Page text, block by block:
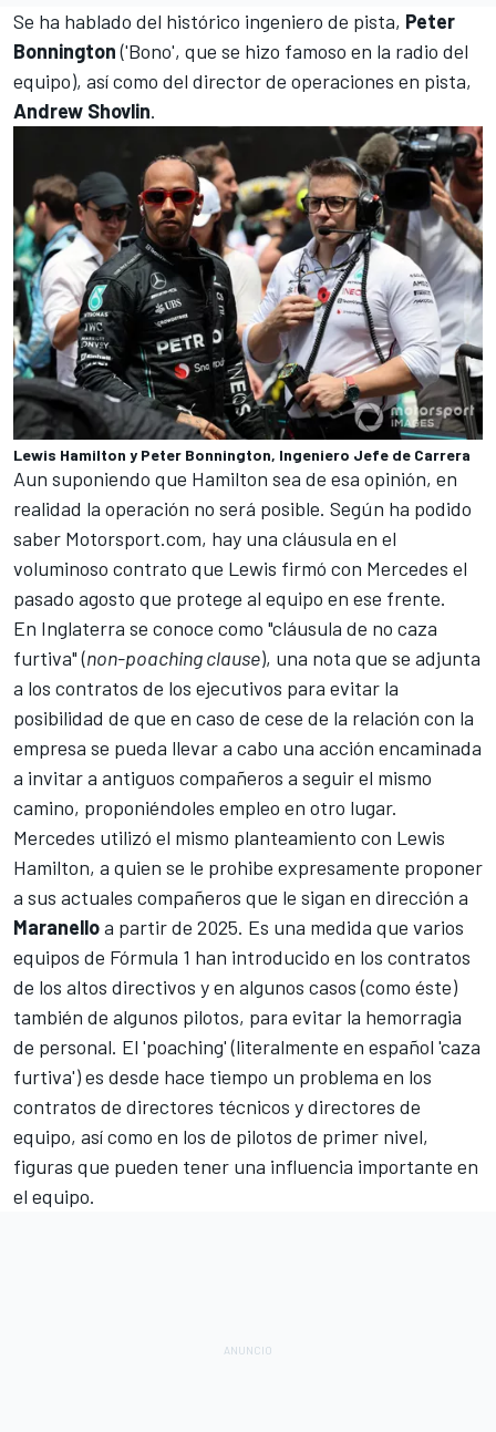
Se ha hablado del histórico ingeniero de pista, Peter
Bonnington('Bono', que se hizo famoso en la radio del
equipo), así como del director de operaciones en pista,
Andrew Shovlin.
Lewis Hamilton y Peter Bonnington, Ingeniero Jefe de Carrera
Aun suponiendo que Hamilton sea de esa opinión, en
realidad la operación no será posible. Según ha podido
saber Motorsport.com, hay una cláusula en el
voluminoso contrato que Lewis firmó con Mercedes el
pasado agosto que protege al equipo en ese frente.
En Inglaterra se conoce como "cláusula de no caza
furtiva" (non-poaching clause), una nota que se adjunta
a los contratos de los ejecutivos para evitar la
posibilidad de que en caso de cese de la relación con la
empresa se pueda llevar a cabo una acción encaminada
a invitar a antiguos compañeros a seguir el mismo
camino, proponiéndoles empleo en otro lugar.
Mercedes utilizó el mismo planteamiento con Lewis
Hamilton, a quien se le prohibe expresamente proponer
a sus actuales compañeros que le sigan en dirección a
Maranelloa partir de 2025. Es una medida que varios
equipos de Fórmula 1 han introducido en los contratos
de los altos directivos y en algunos casos (como éste)
también de algunos pilotos, para evitar la hemorragia
de personal. El 'poaching' (literalmente en español 'caza
furtiva') es desde hace tiempo un problema en los
contratos de directores técnicos y directores de
equipo, así como en los de pilotos de primer nivel,
figuras que pueden tener una influencia importante en
el equipo.